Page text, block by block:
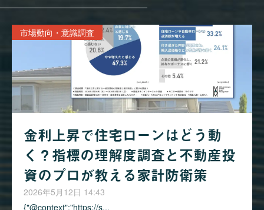
市場動向・意識調査
金利上昇で住宅ローンはどう動
く？指標の理解度調査と不動産投
資のプロが教える家計防衛策
2026年5月12日 14:43
{"@context":"https://s...